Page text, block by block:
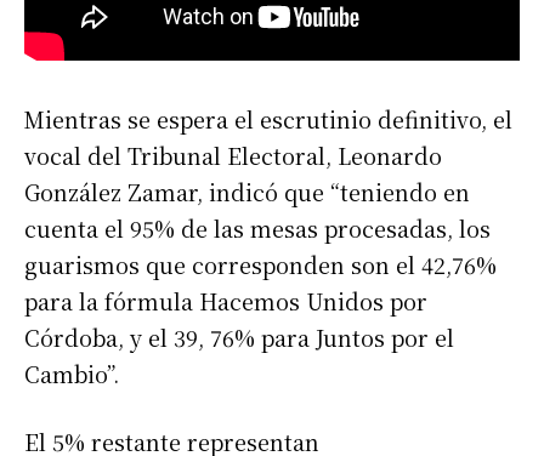
Mientras se espera el escrutinio definitivo, el
vocal del Tribunal Electoral, Leonardo
González Zamar, indicó que “teniendo en
cuenta el 95% de las mesas procesadas, los
guarismos que corresponden son el 42,76%
para la fórmula Hacemos Unidos por
Córdoba, y el 39, 76% para Juntos por el
Cambio”.
El 5% restante representan